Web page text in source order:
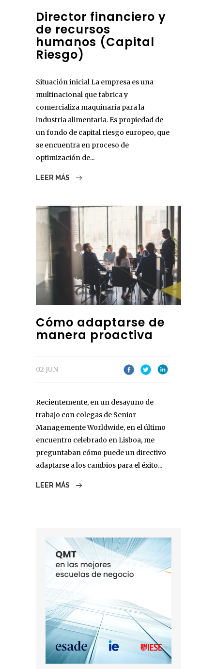
Director financiero y
de recursos
humanos (Capital
Riesgo)
Situación inicial La empresa es una
multinacional que fabrica y
comercializa maquinaria para la
industria alimentaria. Es propiedad de
un fondo de capital riesgo europeo, que
se encuentra en proceso de
optimización de...
LEER MÁS
Cómo adaptarse de
manera proactiva
02 JUN
Recientemente, en un desayuno de
trabajo con colegas de Senior
Managemente Worldwide, en el último
encuentro celebrado en Lisboa, me
preguntaban cómo puede un directivo
adaptarse a los cambios para el éxito...
LEER MÁS